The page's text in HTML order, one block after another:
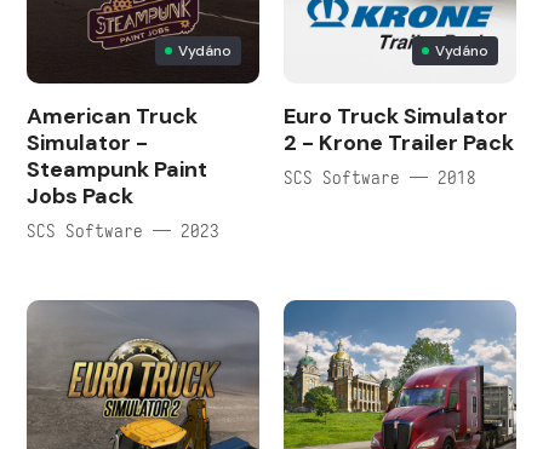
Vydáno
American Truck
Simulator -
Steampunk Paint
Jobs Pack
SCS Software — 2023
Vydáno
Euro Truck Simulator
2 - Krone Trailer Pack
SCS Software — 2018